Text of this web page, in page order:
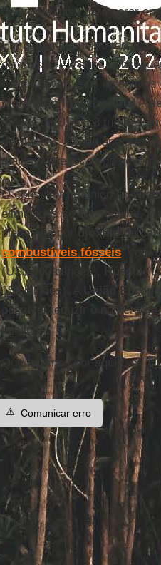
dentro de casa para gerar
Em algum momento todas
discussão – e suas
combustíveis e os
Monetário Internacional–
menos de US$ 5,3 trilhões,
destinados a cada ano a
mais do que todos os
O consultor britânico sir
eliminados se conseguiria,
planetária por
dióxido de
combustíveis fósseis, com
(US$ 700 bilhões), Rússia
157 bilhões). A
União
possível reduzir o número
poluição.
Que faremos por aqui?
⚠️ Comunicar erro